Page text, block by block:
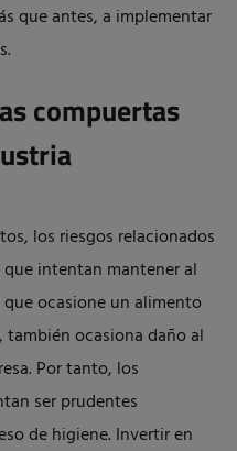
que antes, a implementar
compuertas
los riesgos relacionados
intentan mantener al
ocasione un alimento
ocasiona daño al
Por tanto, los
ser prudentes
de higiene. Invertir en